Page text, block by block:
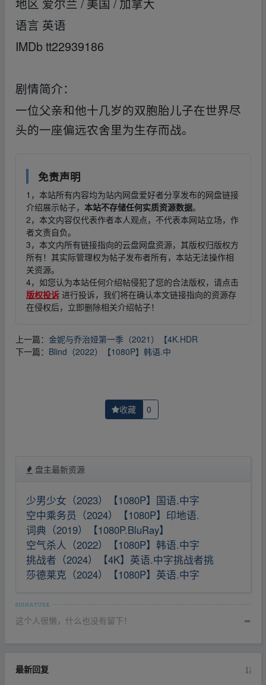
语言 英语
IMDb tt22939186
剧情简介：
一位父亲和他十几岁的双胞胎儿子在世界尽
头的一座偏远农舍里为生存而战。
免责声明
1，本站所有内容均为站内网盘爱好者分享发布的网盘链接
介绍展示帖子， 本站不存储任何实质资源数据。
2，本文内容仅代表作者本人观点，不代表本网站立场，作
者文责自负。
3，本文内所有链接指向的云盘网盘资源，其版权归版权方
所有！其实际管理权为帖子发布者所有，本站无法操作相
关资源。
4，如您认为本站任何介绍帖侵犯了您的合法版权，请点击
版权投诉 进行投诉，我们将在确认本文链接指向的资源存
在侵权后，立即删除相关介绍帖子！
上一篇： 金妮与乔治娅第一季（2021）【4K.HDR
下一篇： Blind（2022）【1080P】韩语.中
收藏 0
盘主最新资源
少男少女（2023）【1080P】国语.中字
空中乘务员（2024）【1080P】印地语.
词典（2019）【1080P.BluRay】
空气杀人（2022）【1080P】韩语.中字
挑战者（2024）【4K】英语.中字挑战者挑
莎德莱克（2024）【1080P】英语.中字
这个人很懒，什么也没有留下！ ➦
最新回复